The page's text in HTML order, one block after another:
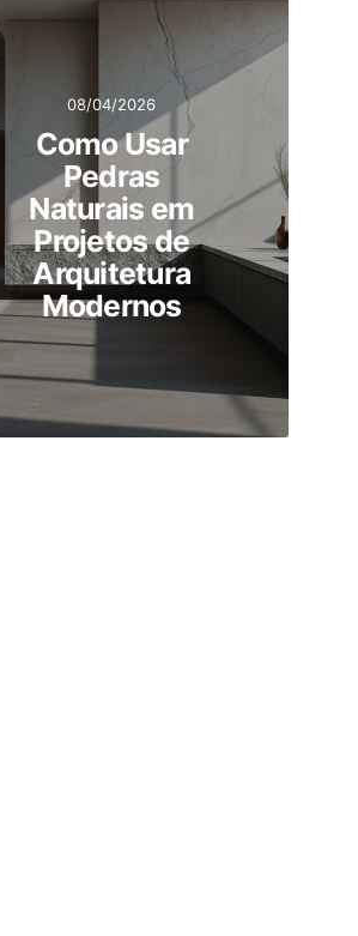
08/04/2026
Como Usar
Pedras
Naturais em
Projetos de
Arquitetura
Modernos